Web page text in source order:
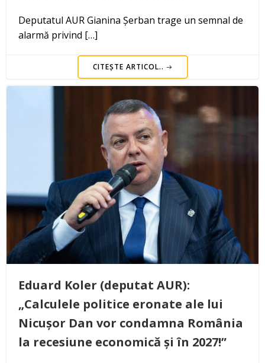
Deputatul AUR Gianina Șerban trage un semnal de
alarmă privind […]
CITEȘTE ARTICOL..
Eduard Koler (deputat AUR):
„Calculele politice eronate ale lui
Nicușor Dan vor condamna România
la recesiune economică și în 2027!”